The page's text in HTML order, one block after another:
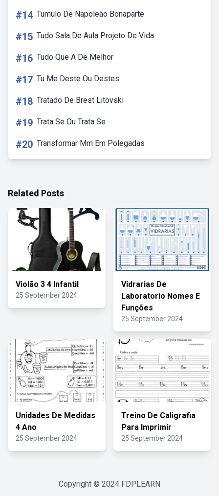
#14 Tumulo De Napoleão Bonaparte
#15 Tudo Sala De Aula Projeto De Vida
#16 Tudo Que A De Melhor
#17 Tu Me Deste Ou Destes
#18 Tratado De Brest Litovski
#19 Trata Se Ou Trata Se
#20 Transformar Mm Em Polegadas
Related Posts
Violão 3 4 Infantil
25 September 2024
Vidrarias De
Laboratorio Nomes E
Funções
25 September 2024
Unidades De Medidas
4 Ano
25 September 2024
Treino De Caligrafia
Para Imprimir
25 September 2024
Copyright © 2024 FDPLEARN